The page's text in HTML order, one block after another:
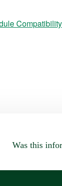
Compatibility
Was this